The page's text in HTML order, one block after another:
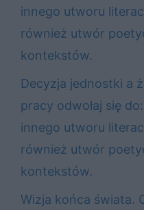
innego utworu
również utwór
kontekstów.
Decyzja jednostki a
pracy odwołaj się
innego utworu
również utwór
kontekstów.
Wizja końca świata.